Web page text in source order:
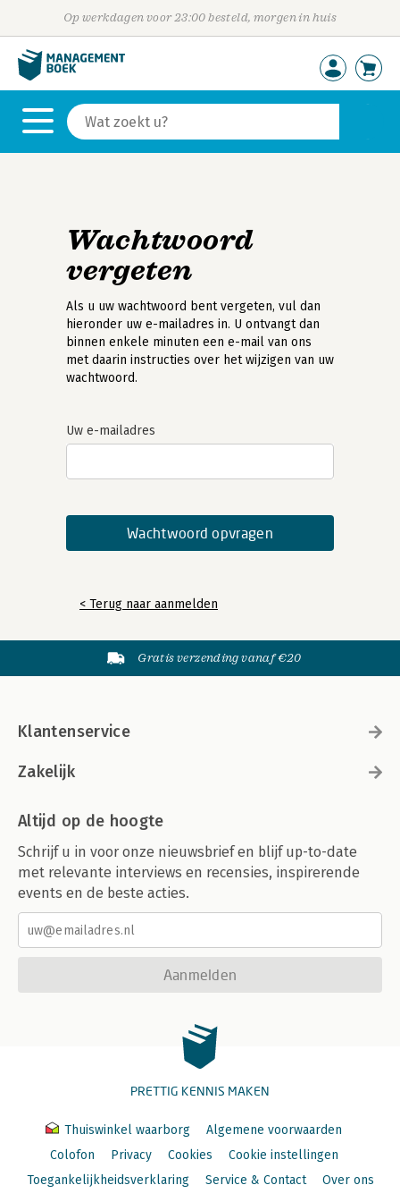
Op werkdagen voor 23:00 besteld, morgen in huis
Wachtwoord
vergeten
Als u uw wachtwoord bent vergeten, vul dan
hieronder uw e-mailadres in. U ontvangt dan
binnen enkele minuten een e-mail van ons
met daarin instructies over het wijzigen van uw
wachtwoord.
Uw e-mailadres
< Terug naar aanmelden
Gratis verzending vanaf €20
Klantenservice
Zakelijk
Altijd op de hoogte
Schrijf u in voor onze nieuwsbrief en blijf up-to-date
met relevante interviews en recensies, inspirerende
events en de beste acties.
Aanmelden
PRETTIG KENNIS MAKEN
Thuiswinkel waarborg
Algemene voorwaarden
Colofon
Privacy Cookies
Cookie instellingen
Toegankelijkheidsverklaring
Service & Contact Over ons